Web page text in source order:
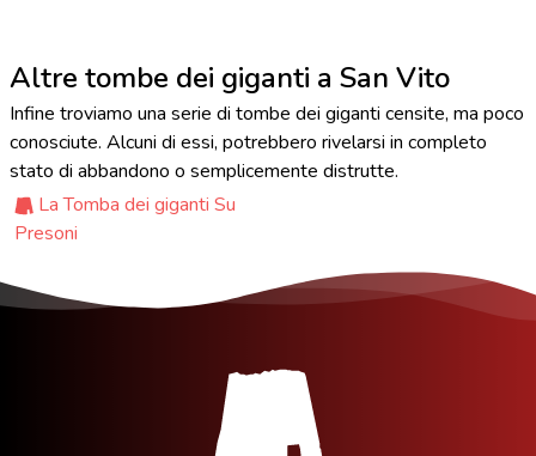
Altre tombe dei giganti a San Vito
Infine troviamo una serie di tombe dei giganti censite, ma poco
conosciute. Alcuni di essi, potrebbero rivelarsi in completo
stato di abbandono o semplicemente distrutte.
La Tomba dei giganti Su
Presoni